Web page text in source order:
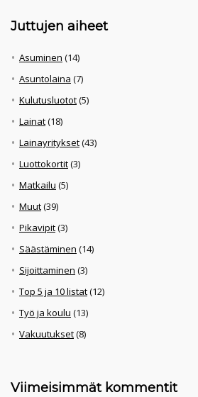
Juttujen aiheet
Asuminen (14)
Asuntolaina (7)
Kulutusluotot(5)
Lainat(18)
Lainayritykset(43)
Luottokortit(3)
Matkailu (5)
Muut(39)
Pikavipit(3)
Säästäminen (14)
Sijoittaminen (3)
Top 5 ja 10 listat(12)
Työ ja koulu (13)
Vakuutukset(8)
Viimeisimmät kommentit